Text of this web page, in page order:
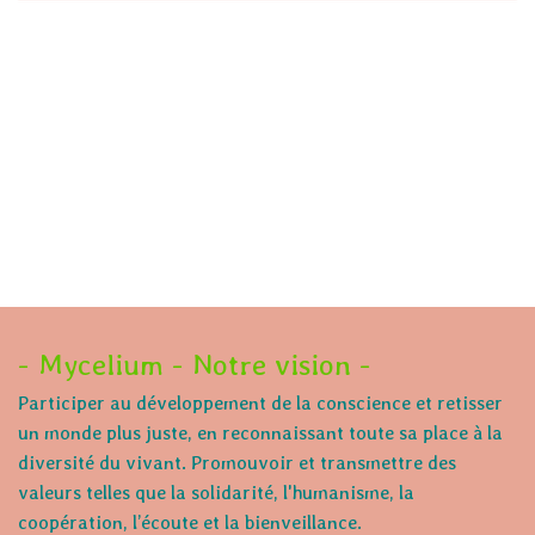
- Mycelium - Notre vision -
Participer au développement de la conscience et retisser
un monde plus juste, en reconnaissant toute sa place à la
diversité du vivant. Promouvoir et transmettre des
valeurs telles que la solidarité, l'humanisme, la
coopération, l’écoute et la bienveillance.